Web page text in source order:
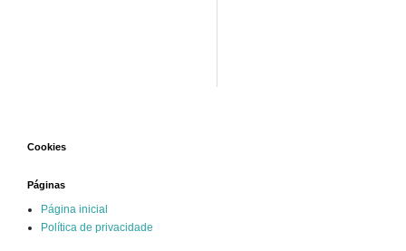
Cookies
Páginas
Página inicial
Política de privacidade